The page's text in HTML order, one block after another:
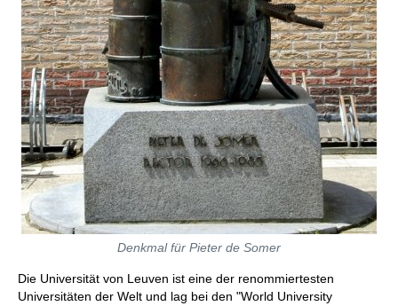
Denkmal für Pieter de Somer
Die Universität von Leuven ist eine der renommiertesten
Universitäten der Welt und lag bei den "World University